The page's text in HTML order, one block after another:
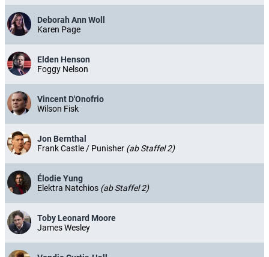
Deborah Ann Woll
Karen Page
Elden Henson
Foggy Nelson
Vincent D'Onofrio
Wilson Fisk
Jon Bernthal
Frank Castle / Punisher (ab Staffel 2)
Élodie Yung
Elektra Natchios (ab Staffel 2)
Toby Leonard Moore
James Wesley